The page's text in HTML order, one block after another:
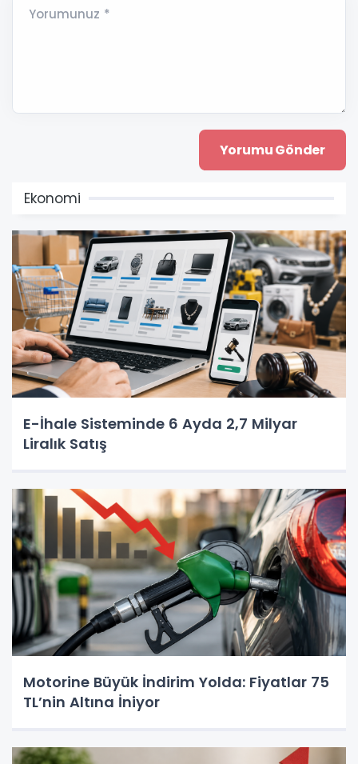
Yorumunuz *
Ekonomi
E-İhale Sisteminde 6 Ayda 2,7 Milyar
Liralık Satış
Motorine Büyük İndirim Yolda: Fiyatlar 75
TL’nin Altına İniyor